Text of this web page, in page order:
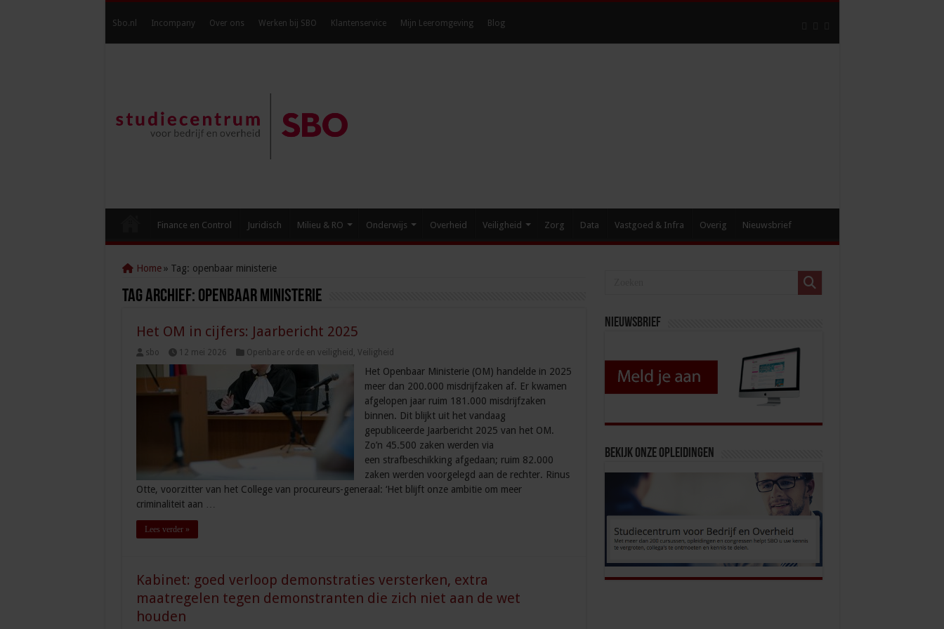
Sbo.nl Incompany Over ons Werken bij SBO Klantenservice Mijn Leeromgeving Blog
Finance en Control Juridisch Milieu & RO Onderwijs Overheid Veiligheid Zorg Data Vastgoed & Infra Overig Nieuwsbrief
Home » Tag: openbaar ministerie
Tag Archief: openbaar ministerie
Het OM in cijfers: Jaarbericht 2025
sbo 12 mei 2026 Openbare orde en veiligheid , Veiligheid
Het Openbaar Ministerie (OM) handelde in 2025
meer dan 200.000 misdrijfzaken af. Er kwamen
afgelopen jaar ruim 181.000 misdrijfzaken
binnen. Dit blijkt uit het vandaag
gepubliceerde Jaarbericht 2025 van het OM.
Zo’n 45.500 zaken werden via
een strafbeschikking afgedaan; ruim 82.000
zaken werden voorgelegd aan de rechter. Rinus
Otte, voorzitter van het College van procureurs-generaal: ‘Het blijft onze ambitie om meer
criminaliteit aan …
Lees verder »
Kabinet: goed verloop demonstraties versterken, extra
maatregelen tegen demonstranten die zich niet aan de wet
houden
Nieuwsbrief
Bekijk onze opleidingen